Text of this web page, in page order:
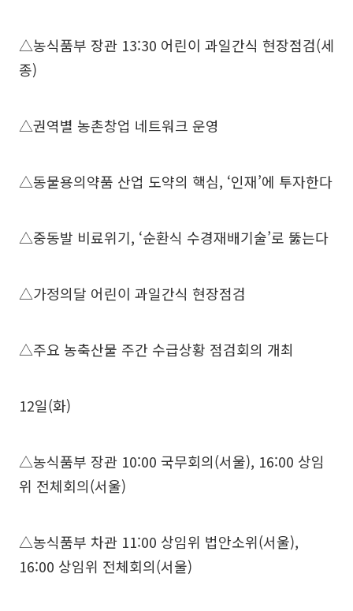
△농식품부 장관 13:30 어린이 과일간식 현장점검(세
종)
△권역별 농촌창업 네트워크 운영
△동물용의약품 산업 도약의 핵심, ‘인재’에 투자한다
△중동발 비료위기, ‘순환식 수경재배기술’로 뚫는다
△가정의달 어린이 과일간식 현장점검
△주요 농축산물 주간 수급상황 점검회의 개최
12일(화)
△농식품부 장관 10:00 국무회의(서울), 16:00 상임
위 전체회의(서울)
△농식품부 차관 11:00 상임위 법안소위(서울),
16:00 상임위 전체회의(서울)